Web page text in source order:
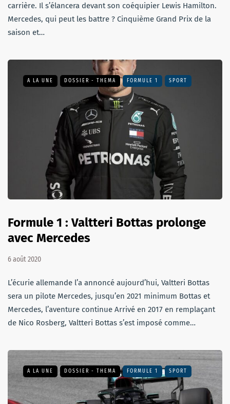
carrière. Il s’élancera devant son coéquipier Lewis Hamilton.
Mercedes, qui peut les battre ? Cinquième Grand Prix de la
saison et…
A LA UNE DOSSIER - THEMA FORMULE 1 SPORT
Formule 1 : Valtteri Bottas prolonge
avec Mercedes
6 août 2020
L’écurie allemande l’a annoncé aujourd’hui, Valtteri Bottas
sera un pilote Mercedes, jusqu’en 2021 minimum Bottas et
Mercedes, l’aventure continue Arrivé en 2017 en remplaçant
de Nico Rosberg, Valtteri Bottas s’est imposé comme…
A LA UNE DOSSIER - THEMA FORMULE 1 SPORT